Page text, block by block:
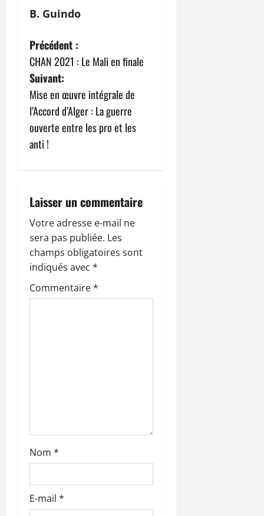
B. Guindo
N
a
v
i
g
t
i
o
n
d
c
l
e
Précédent :
CHAN 2021 : Le Mali en finale
Suivant:
Mise en œuvre intégrale de
l’Accord d’Alger : La guerre
ouverte entre les pro et les
anti !
Laisser un commentaire
Votre adresse e-mail ne
sera pas publiée. Les
champs obligatoires sont
indiqués avec *
Commentaire*
Nom *
E-mail *